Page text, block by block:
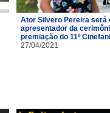
Ator Silvero Pereira será
apresentador da
premiação do 11º
27/04/2021